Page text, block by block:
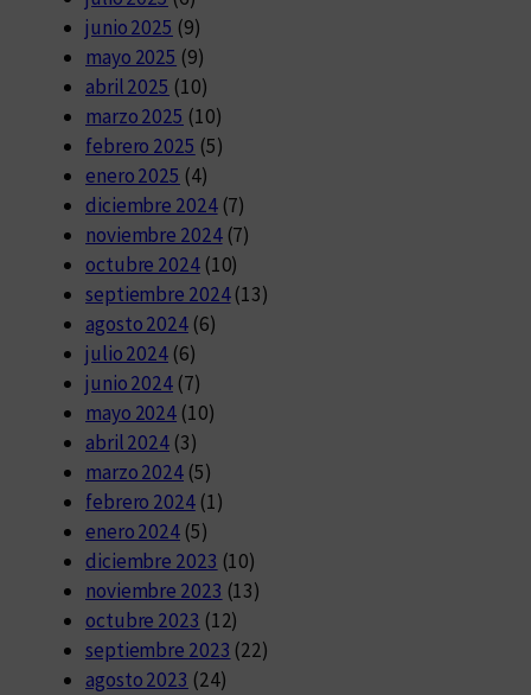
junio 2025 (9)
mayo 2025 (9)
abril 2025 (10)
marzo 2025 (10)
febrero 2025 (5)
enero 2025 (4)
diciembre 2024(7)
noviembre 2024(7)
octubre 2024(10)
septiembre 2024(13)
agosto 2024(6)
julio 2024 (6)
junio 2024 (7)
mayo 2024 (10)
abril 2024 (3)
marzo 2024 (5)
febrero 2024(1)
enero 2024 (5)
diciembre 2023 (10)
noviembre 2023 (13)
octubre 2023 (12)
septiembre 2023 (22)
agosto 2023 (24)